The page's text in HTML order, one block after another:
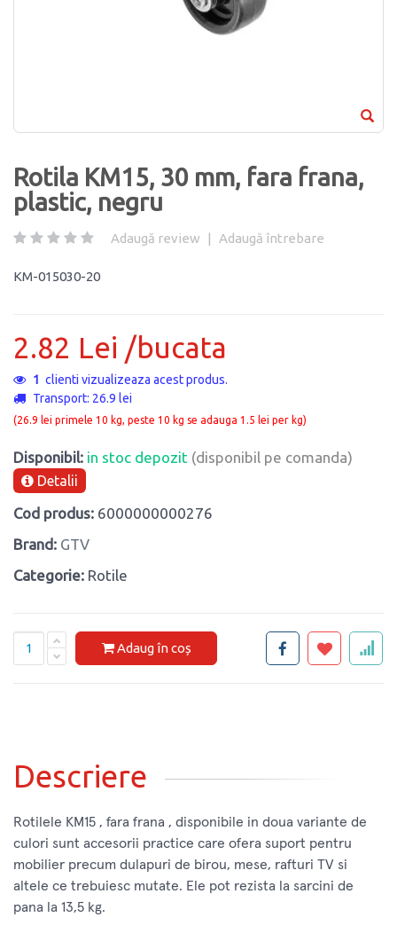
Rotila KM15, 30 mm, fara frana,
plastic, negru
Adaugă review | Adaugă întrebare
KM-015030-20
2.82 Lei /bucata
1 clienti vizualizeaza acest produs.
Transport: 26.9 lei
(26.9 lei primele 10 kg, peste 10 kg se adauga 1.5 lei per kg)
Disponibil: in stoc depozit (disponibil pe comanda)
Detalii
Cod produs: 6000000000276
Brand: GTV
Categorie: Rotile
Adaug în coș
Descriere
Rotilele KM15 , fara frana , disponibile in doua variante de
culori sunt accesorii practice care ofera suport pentru
mobilier precum dulapuri de birou, mese, rafturi TV si
altele ce trebuiesc mutate. Ele pot rezista la sarcini de
pana la 13,5 kg.